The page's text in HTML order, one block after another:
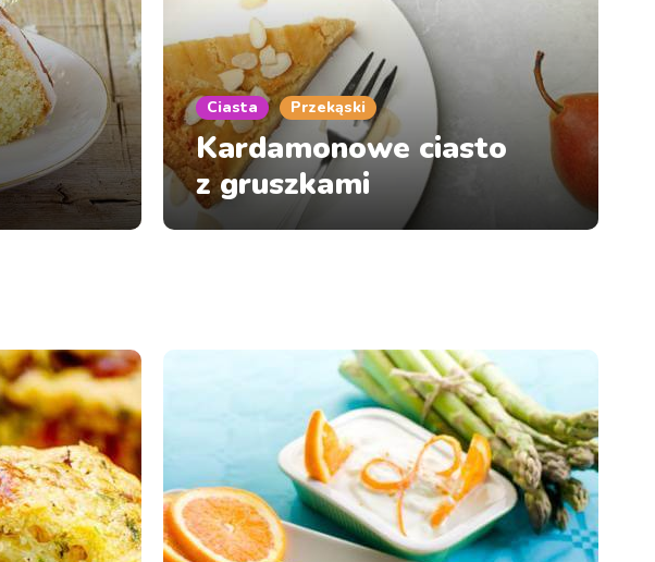
Ciasta Przekąski
Kardamonowe ciasto
z gruszkami